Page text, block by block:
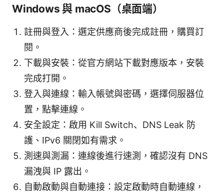
Windows 與 macOS（桌面端）
註冊與登入：選定供應商後完成註冊，購買訂
閱。
下載與安裝：從官方網站下載對應版本，安裝
完成打開。
登入與連線：輸入帳號與密碼，選擇伺服器位
置，點擊連線。
安全設定：啟用 Kill Switch、DNS Leak 防
護、IPv6 關閉如有需求。
測速與測漏：連線後進行速測，確認沒有 DNS
漏洩與 IP 露出。
自動啟動與自動連接：設定啟動時自動連線，